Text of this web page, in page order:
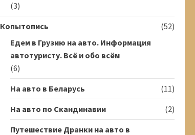
(3)
Копытопись
(52)
Едем в Грузию на авто. Информация
автотуристу. Всё и обо всём
(6)
На авто в Беларусь
(11)
На авто по Скандинавии
(2)
Путешествие Дранки на авто в